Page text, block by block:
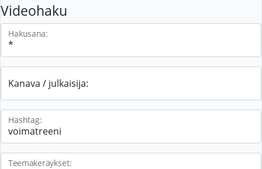
Videohaku
Hakusana:
Kanava / julkaisija:
Hashtag:
Teemakeräykset: